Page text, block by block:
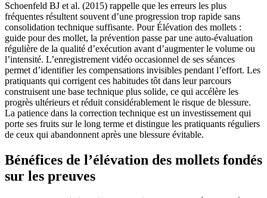
Schoenfeld BJ et al. (2015) rappelle que les erreurs les plus
fréquentes résultent souvent d’une progression trop rapide sans
consolidation technique suffisante. Pour Élévation des mollets :
guide pour des mollet, la prévention passe par une auto-évaluation
régulière de la qualité d’exécution avant d’augmenter le volume ou
l’intensité. L’enregistrement vidéo occasionnel de ses séances
permet d’identifier les compensations invisibles pendant l’effort. Les
pratiquants qui corrigent ces habitudes tôt dans leur parcours
construisent une base technique plus solide, ce qui accélère les
progrès ultérieurs et réduit considérablement le risque de blessure.
La patience dans la correction technique est un investissement qui
porte ses fruits sur le long terme et distingue les pratiquants réguliers
de ceux qui abandonnent après une blessure évitable.
Bénéfices de l’élévation des mollets fondés
sur les preuves